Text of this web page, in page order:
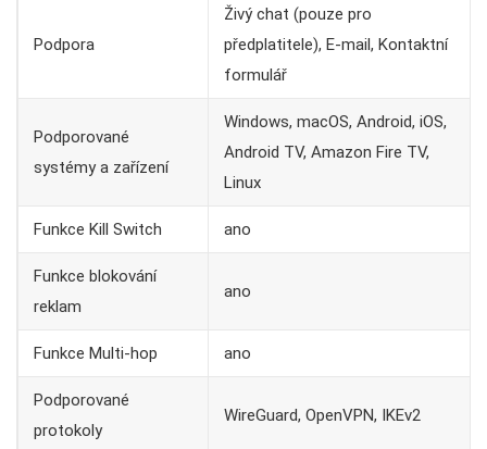
Podpora
Živý chat (pouze pro
předplatitele), E-mail, Kontaktní
formulář
Podporované
systémy a zařízení
Windows, macOS, Android, iOS,
Android TV, Amazon Fire TV,
Linux
Funkce Kill Switch ano
Funkce blokování
reklam
ano
Funkce Multi-hop ano
Podporované
protokoly
WireGuard, OpenVPN, IKEv2